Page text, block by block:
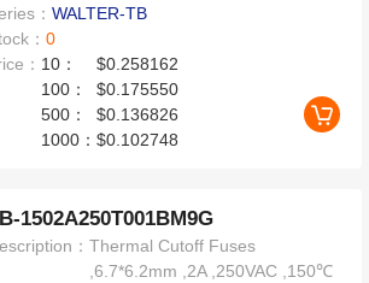
：WALTER-TB
：0
： 10：
$0.258162
100：
$0.175550
500：
$0.136826
1000：$0.102748
1502A250T001BM9G
：Thermal Cutoff Fuses
,6.7*6.2mm ,2A ,250VAC ,150℃